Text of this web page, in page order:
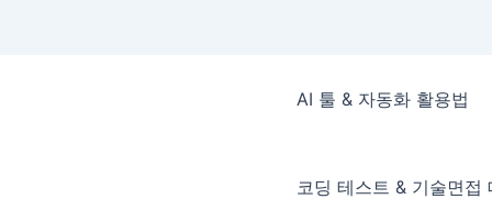
AI 툴 & 자동화 활용법
코딩 테스트 & 기술면접